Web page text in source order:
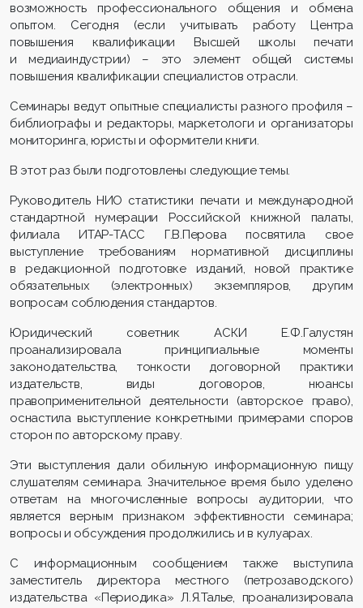
возможность профессионального общения и обмена
опытом. Сегодня (если учитывать работу Центра
повышения квалификации Высшей школы печати
и медиаиндустрии) – это элемент общей системы
повышения квалификации специалистов отрасли.
Семинары ведут опытные специалисты разного профиля –
библиографы и редакторы, маркетологи и организаторы
мониторинга, юристы и оформители книги.
В этот раз были подготовлены следующие темы.
Руководитель НИО статистики печати и международной
стандартной нумерации Российской книжной палаты,
филиала ИТАР-ТАСС Г.В.Перова посвятила свое
выступление требованиям нормативной дисциплины
в редакционной подготовке изданий, новой практике
обязательных (электронных) экземпляров, другим
вопросам соблюдения стандартов.
Юридический советник АСКИ Е.Ф.Галустян
проанализировала принципиальные моменты
законодательства, тонкости договорной практики
издательств, виды договоров, нюансы
правоприменительной деятельности (авторское право),
оснастила выступление конкретными примерами споров
сторон по авторскому праву.
Эти выступления дали обильную информационную пищу
слушателям семинара. Значительное время было уделено
ответам на многочисленные вопросы аудитории, что
является верным признаком эффективности семинара;
вопросы и обсуждения продолжились и в кулуарах.
С информационным сообщением также выступила
заместитель директора местного (петрозаводского)
издательства «Периодика» Л.Я.Талье, проанализировала